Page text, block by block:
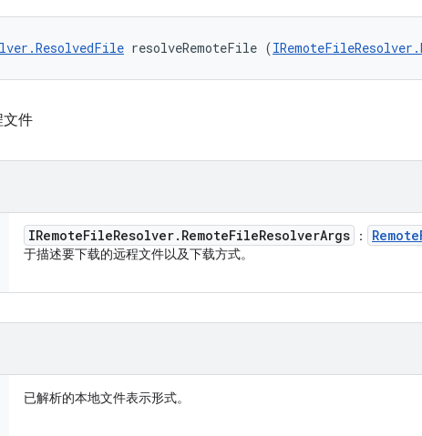
resolveRemoteFile (
文件
IRemoteFileResolver. RemoteFileResolverArgs ： Remote
于描述要下载的远程文件以及下载方式。
已解析的本地文件表示形式。